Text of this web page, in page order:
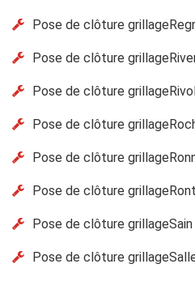
Pose de clôture
Pose de clôture
Pose de clôture
Pose de clôture
Pose de clôture
Pose de clôture
Pose de clôture
Pose de clôture